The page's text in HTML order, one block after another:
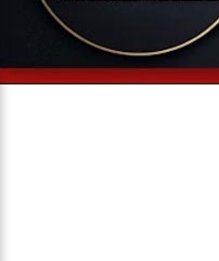
Entrevista